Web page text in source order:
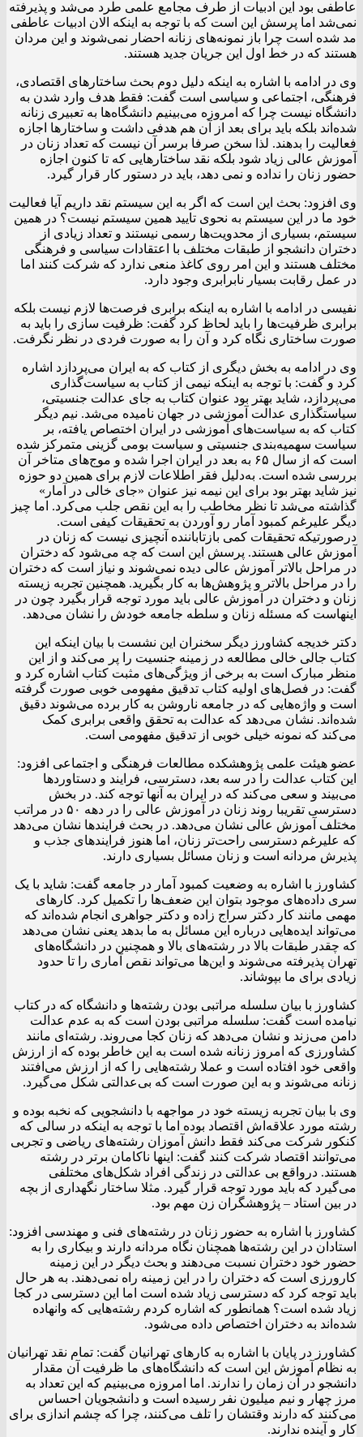
عاطفی بود این ادبیات از طرف مجامع علمی طرد می‌شد و پذیرفته
نمی‌شد اما پرسش این است که با توجه به اینکه الان ادبیات عاطفی
مد شده است چرا باز نمونه‌های زنانه احضار نمی‌شوند و این مردان
هستند که در خط اول این جریان جدید هستند.
وی در ادامه با اشاره به اینکه دلیل دوم بحث ساختارهای اقتصادی،
فرهنگی، اجتماعی و سیاسی است گفت: فقط هدف وارد شدن به
دانشگاه نیست چرا که امروزه می‌بینیم دانشگاه‌ها به تعبیری زنانه
شده‌اند بلکه باید برای بعد از آن هم هدفی داشت و ساختارها اجازه
فعالیت را بدهند. لذا سخن صرفا برسر آن نیست که تعداد زنان در
آموزش عالی زیاد شود بلکه نقد ساختارهایی که تا کنون اجازه
حضور زنان را نداده و نمی دهد، باید در دستور کار قرار گیرد.
وی افزود: بحث این است که اگر به این سیستم نقد داریم آیا فعالیت
خود ما در این سیستم به نحوی تایید همین سیستم نیست؟ در همین
سیستم، بسیاری از محدویت‌ها رسمی نیستند و تعداد زیادی از
دختران دانشجو از طبقات مختلف با اعتقادات سیاسی و فرهنگی
مختلف هستند و این امر روی کاغذ منعی ندارد که شرکت کنند اما
در عمل رقابت بسیار نابرابری وجود دارد.
نفیسی در ادامه با اشاره به اینکه برابری فرصت‌ها لازم نیست بلکه
برابری ظرفیت‌ها را باید لحاظ کرد گفت: ظرفیت سازی را باید به
صورت ساختاری نگاه کرد و آن را به صورت فردی در نظر نگرفت.
وی در ادامه به بخش دیگری از کتاب که به ایران می‌پردازد اشاره
کرد و گفت: با توجه به اینکه نیمی از کتاب به سیاست‌گذاری
می‌پردازد، شاید بهتر بود عنوان کتاب به جای عدالت جنسیتی،
سیاستگذاری عدالت آموزشی در جهان نامیده می‌شد. نیم دیگر
کتاب که به سیاست‌های آموزشی در ایران اختصاص یافته، بر
سیاست سهمیه‌بندی جنسیتی و سیاست بومی گزینی متمرکز شده
است که از سال ۶۵ به بعد در ایران اجرا شده و موج‌های متاخر آن
بررسی شده است. به‌دلیل فقر اطلاعات لازم برای همین دو حوزه
نیز شاید بهتر بود برای این نیمه نیز عنوان «جای خالی در آمار»
گذاشته می‌شد تا نظر مخاطب را به این نقص جلب می‌کرد. اما چیز
دیگر علیرغم کمبود آمار رو آوردن به تحقیقات کیفی است.
درصورتیکه تحقیقات کمی بازتاباننده آنچیزی نیست که زنان در
آموزش عالی هستند. پرسش این است که چه می‌شود که دختران
در مراحل بالاتر آموزش عالی دیده نمی‌شوند و نیاز است که دختران
را در مراحل بالاتر و پژوهش‌ها به کار بگیرید. همچنین تجربه زیسته
زنان و دختران در آموزش عالی باید مورد توجه قرار بگیرد چون در
اینهاست که مسئله زنان و سلطه جامعه خودش را نشان می‌دهد.
دکتر خدیجه کشاورز دیگر سخنران این نشست با بیان اینکه این
کتاب جالی خالی مطالعه در زمینه جنسیت را پر می‌کند و از این
منظر مبارک است به برخی از ویژگی‌های مثبت کتاب اشاره کرد و
گفت: در فصل‌های اولیه کتاب تدقیق مفهومی خوبی صورت گرفته
است و واژه‌هایی که در جامعه ناروشن به کار برده می‌شوند دقیق
شده‌اند. نشان می‌دهد که عدالت به تحقق واقعی برابری کمک
می‌کند که نمونه خیلی خوبی از تدقیق مفهومی است.
عضو هیئت علمی پژوهشکده مطالعات فرهنگی و اجتماعی افزود:
این کتاب عدالت را در سه بعد، دسترسی، فرایند و دستاوردها
می‌بیند و سعی می‌کند که در ایران به آنها توجه کند. در بخش
دسترسی تقریبا روند زنان در آموزش عالی را در دهه ۵۰ در مراتب
مختلف آموزش عالی نشان می‌دهد. در بحث فرایندها نشان می‌دهد
که علیرغم دسترسی راحت‌تر زنان، اما هنوز فرایندهای جذب و
پذیرش مردانه است و زنان مسائل بسیاری دارند.
کشاورز با اشاره به وضعیت کمبود آمار در جامعه گفت: شاید با یک
سری داده‌های موجود بتوان این ضعف‌ها را تکمیل کرد. کارهای
مهمی مانند کار دکتر سراج زاده و دکتر جواهری انجام شده‌اند که
می‌تواند ایده‌هایی درباره این مسائل به ما بدهد یعنی نشان می‌دهد
که چقدر طبقات بالا در رشته‌های بالا و همچنین در دانشگاه‌های
تهران پذیرفته می‌شوند و این‌ها می‌تواند نقص آماری را تا حدود
زیادی برای ما بپوشاند.
کشاورز با بیان سلسله مراتبی بودن رشته‌ها و دانشگاه که در کتاب
نیامده است گفت: سلسله مراتبی بودن است که به عدم عدالت
دامن می‌زند و نشان می‌دهد که زنان کجا می‌روند. رشته‌ای مانند
کشاورزی که امروز زنانه شده است به این خاطر بوده که از ارزش
واقعی خود افتاده است و عملا رشته‌هایی را که از ارزش می‌افتند
زنانه می‌شوند و به این صورت است که بی‌عدالتی شکل می‌گیرد.
وی با بیان تجربه زیسته خود در مواجهه با دانشجویی که نخبه بوده و
رشته مورد علاقه‌اش اقتصاد بوده اما با توجه به اینکه در سالی که
کنکور شرکت می‌کند فقط دانش آموزان رشته‌های ریاضی و تجربی
می‌توانند اقتصاد شرکت کنند گفت: اینها ناکامان برتر در رشته
هستند. درواقع بی عدالتی در زندگی افراد شکل‌های مختلفی
می‌گیرد که باید مورد توجه قرار گیرد. مثلا ساختار نگهداری از بچه
در بین استاد – پژوهشگران زن مهم بود.
کشاورز با اشاره به حضور زنان در رشته‌های فنی و مهندسی افزود:
استادان در این رشته‌ها همچنان نگاه مردانه دارند و بیکاری را به
حضور خود دختران نسبت می‌دهند و بحث دیگر در این زمینه
کارورزی است که دختران را در این زمینه راه نمی‌دهند. به هر حال
باید توجه کرد که دسترسی زیاد شده است اما این دسترسی در کجا
زیاد شده است؟ همانطور که اشاره کردم رشته‌هایی که وانهاده
شده‌اند به دختران اختصاص داده می‌شود.
کشاورز در پایان با اشاره به کارهای تهرانیان گفت: تمام نقد تهرانیان
به نظام آموزش این است که دانشگاه‌های ما ظرفیت آن مقدار
دانشجو در آن زمان را ندارند. اما امروزه می‌بینیم که این تعداد به
مرز چهار و نیم میلیون نفر رسیده است و دانشجویان احساس
می‌کنند که دارند وقتشان را تلف می‌کنند، چرا که چشم اندازی برای
کار و آینده ندارند.